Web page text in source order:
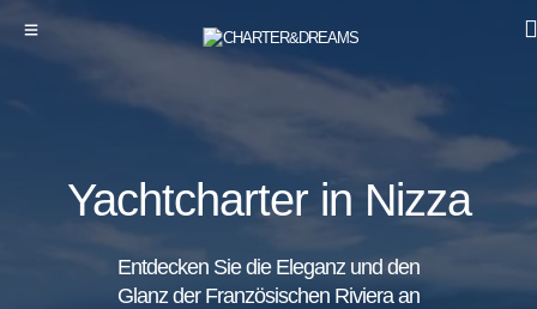
Yachtcharter in Nizza
Entdecken Sie die Eleganz und den
Glanz der Französischen Riviera an